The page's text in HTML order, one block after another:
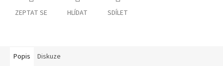
ZEPTAT SE HLÍDAT SDÍLET
Popis Diskuze